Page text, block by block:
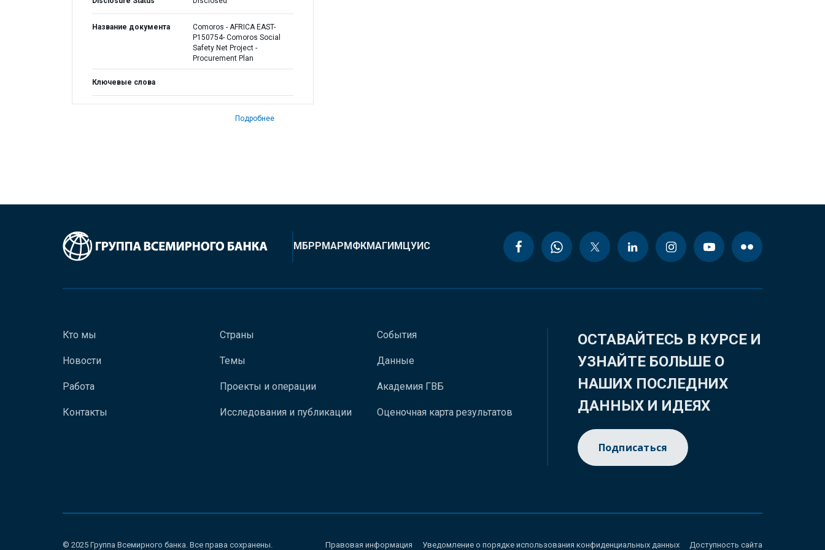
Название документа
Comoros - AFRICA EAST-
P150754- Comoros Social
Safety Net Project -
Procurement Plan
Ключевые слова
Подробнее
МБРРМАРМФКМАГИМЦУИС
Кто мы
Новости
Работа
Контакты
Страны
Темы
Проекты и операции
Исследования и публикации
События
Данные
Академия ГВБ
Оценочная карта результатов
ОСТАВАЙТЕСЬ В КУРСЕ И
УЗНАЙТЕ БОЛЬШЕ О
НАШИХ ПОСЛЕДНИХ
ДАННЫХ И ИДЕЯХ
Подписаться
© 2025 Группа Всемирного банка. Все права сохранены. Правовая информация Уведомление о порядке использования конфиденциальных данных Доступность сайта